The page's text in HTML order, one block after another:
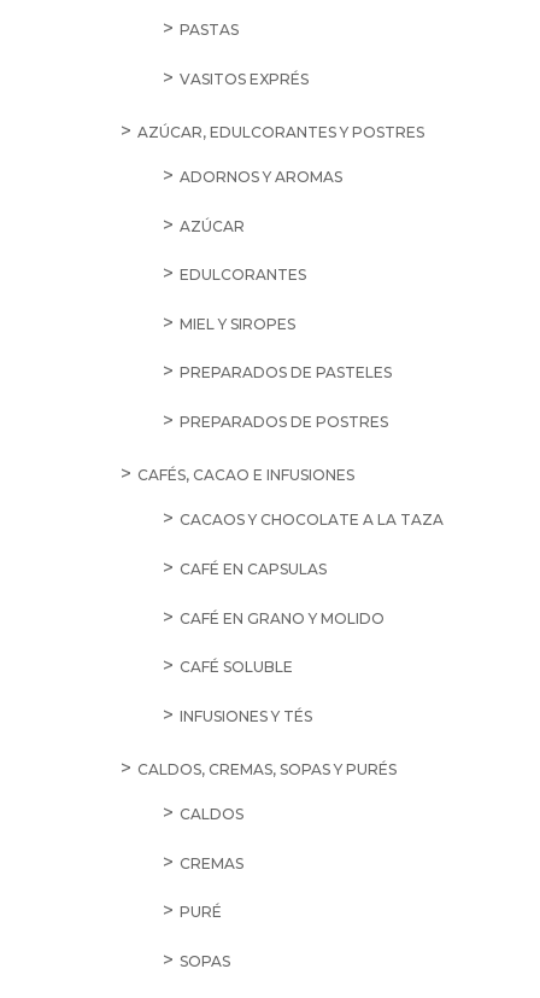
PASTAS
VASITOS EXPRÉS
AZÚCAR, EDULCORANTES Y POSTRES
ADORNOS Y AROMAS
AZÚCAR
EDULCORANTES
MIEL Y SIROPES
PREPARADOS DE PASTELES
PREPARADOS DE POSTRES
CAFÉS, CACAO E INFUSIONES
CACAOS Y CHOCOLATE A LA TAZA
CAFÉ EN CAPSULAS
CAFÉ EN GRANO Y MOLIDO
CAFÉ SOLUBLE
INFUSIONES Y TÉS
CALDOS, CREMAS, SOPAS Y PURÉS
CALDOS
CREMAS
PURÉ
SOPAS